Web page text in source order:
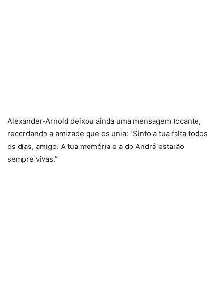
Alexander-Arnold deixou ainda uma mensagem tocante,
recordando a amizade que os unia: “Sinto a tua falta todos
os dias, amigo. A tua memória e a do André estarão
sempre vivas.”